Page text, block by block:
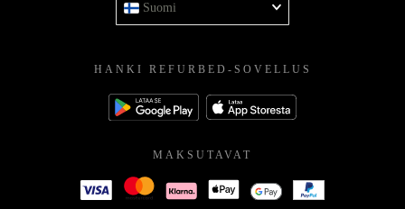
Suomi
HANKI REFURBED-SOVELLUS
MAKSUTAVAT